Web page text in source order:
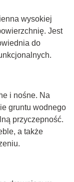
wysokiej
Jest
do
i nośne. Na
gruntu wodnego
przyczepność.
a także